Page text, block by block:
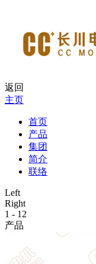
返回
主页
首页
产品
集团
简介
联络
Left
Right
1 - 12
产品